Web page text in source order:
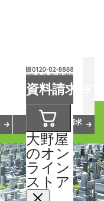
資料請求
大野屋
のオン
ライン
ストア
会員サービス
資料請求